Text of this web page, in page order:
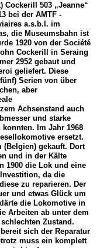
Cockerill 503 „Jeanne“
bei der AMTF -
a.s.b.l. im
die Museumsbahn ist
1920 von der Société
Cockerill in Seraing
2952 gebaut und
geliefert. Diese
Serien von über
aber
Achsenstand auch
und starke
Im Jahr 1968
ersetzt.
(Belgien) gekauft. Dort
und in der Kälte
1900 die Lok und eine
da die
zu reparieren. Der
und etwas Glück um
die Lokomotive in
Arbeiten ab unter dem
Zustand.
sich der Reparatur
muss ein komplett